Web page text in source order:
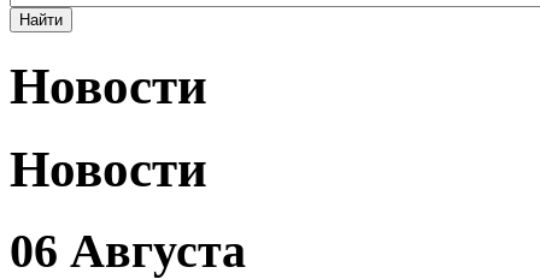
Новости
Новости
06 Августа